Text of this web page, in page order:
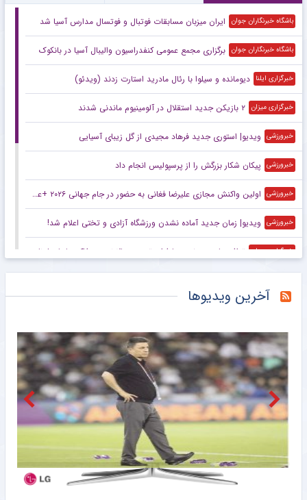
باشگاه خبرنگاران جوان ایران میزبان مسابقات فوتبال و فوتسال مدارس آسیا شد
باشگاه خبرنگاران جوان برگزاری مجمع عمومی کنفدراسیون والیبال آسیا در بانکوک
خبرگزاری ایلنا دیومانده و سیلوا با رئال مادرید استارت زدند (ویدئو)
خبرگزاری میزان ۲ بازیکن جدید استقلال در آلومینیوم ماندنی شدند
خبرورزشی ویدیو| استوری جدید فرهاد مجیدی از گل زیبای آسیایی
خبرورزشی پیکان شکار بزرگش را از پرسپولیس انجام داد
خبرورزشی اولین واکنش مجازی علیرضا فغانی به حضور در جام جهانی ۲۰۲۶ +عکس
خبرورزشی ویدیو| زمان جدید آماده نشدن ورزشگاه آزادی و تختی اعلام شد!
خبرگزاری میزان توافق پاری‌سن‌ژرمن با فران تورس؛ حالا نوبت مذاکره با بارسلوناست
هافبک سابق پرسپولیس در پیکان
خبرورزشی فنرباغچه مذاکرات را کلید زد؛ ستاره بلژیکی در آستانه ترک ناپولی
خبرورزشی مربی خارجی استقلال قرادادش را تمدید کرد
خبرورزشی هدف جدید آرسنال پس از وینیسیوس؛ ستاره یوونتوس در تیررس توپچی‌ها
خبرگزاری دانشجو عملکرد فدراسیون بدمینتون در مجمع سالیانه تأیید شد
آخرین ویدیوها